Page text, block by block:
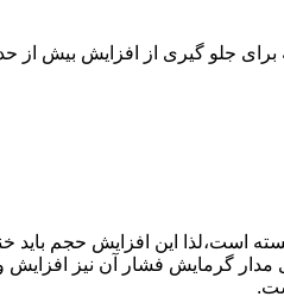
جلو گیری از افزایش بیش از
است،لذا این افزایش حجم
مدار گرمایش فشار آن نیز